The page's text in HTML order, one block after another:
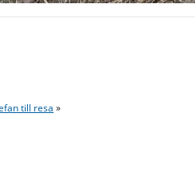
till resa »